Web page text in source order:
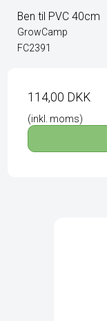
Ben til PVC 40cm
GrowCamp
FC2391
114,00 DKK
(inkl. moms)